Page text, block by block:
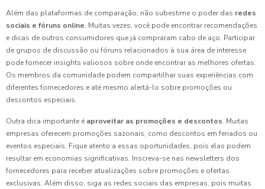
Além das plataformas de comparação, não subestime o poder das redes
sociais e fóruns online. Muitas vezes, você pode encontrar recomendações
e dicas de outros consumidores que já compraram cabo de aço. Participar
de grupos de discussão ou fóruns relacionados à sua área de interesse
pode fornecer insights valiosos sobre onde encontrar as melhores ofertas.
Os membros da comunidade podem compartilhar suas experiências com
diferentes fornecedores e até mesmo alertá-lo sobre promoções ou
descontos especiais.
Outra dica importante é aproveitar as promoções e descontos. Muitas
empresas oferecem promoções sazonais, como descontos em feriados ou
eventos especiais. Fique atento a essas oportunidades, pois elas podem
resultar em economias significativas. Inscreva-se nas newsletters dos
fornecedores para receber atualizações sobre promoções e ofertas
exclusivas. Além disso, siga as redes sociais das empresas, pois muitas